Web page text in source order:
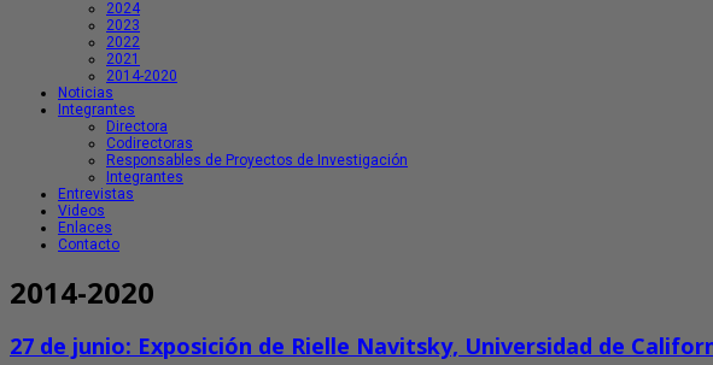
2024
2023
2022
2021
2014-2020
Noticias
Integrantes
Directora
Codirectoras
Responsables de Proyectos de Investigación
Integrantes
Entrevistas
Videos
Enlaces
Contacto
2014-2020
27 de junio: Exposición de Rielle Navitsky, Universidad de